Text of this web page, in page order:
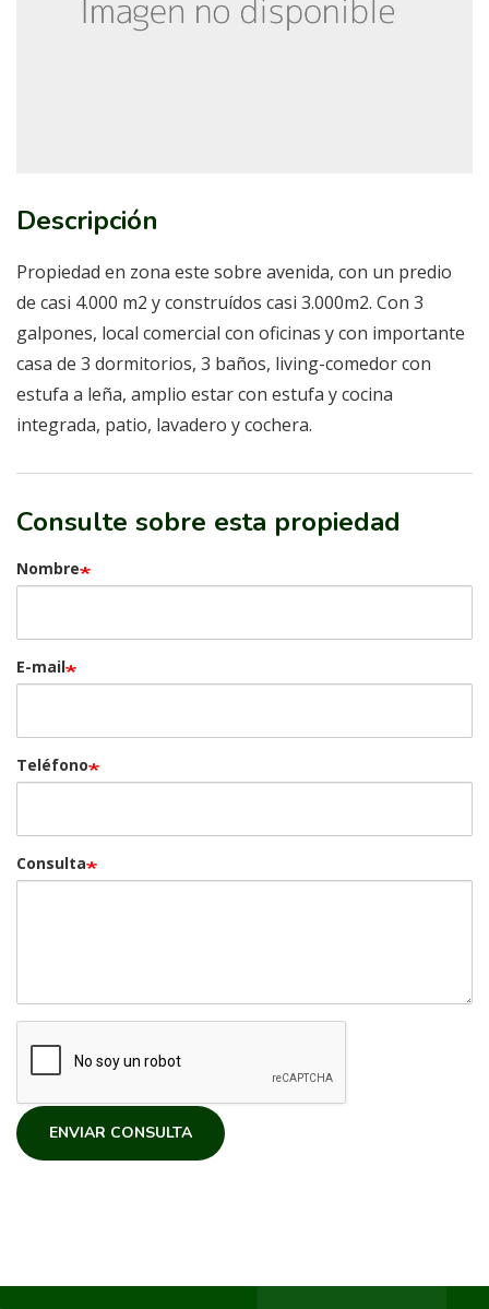
Descripción
Propiedad en zona este sobre avenida, con un predio
de casi 4.000 m2 y construídos casi 3.000m2. Con 3
galpones, local comercial con oficinas y con importante
casa de 3 dormitorios, 3 baños, living-comedor con
estufa a leña, amplio estar con estufa y cocina
integrada, patio, lavadero y cochera.
Consulte sobre esta propiedad
Nombre
E-mail
Teléfono
Consulta
ENVIAR CONSULTA